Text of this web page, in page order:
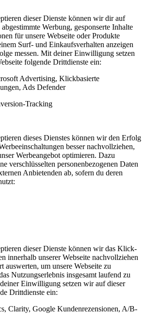
dieser Dienste können wir dir auf
abgestimmte Werbung, gesponserte Inhalte
für unsere Webseite oder Produkte
Surf- und Einkaufsverhalten anzeigen
messen. Mit deiner Einwilligung setzen
folgende Drittdienste ein:
Advertising, Klickbasierte
Ads Defender
Tracking
dieses Dienstes können wir den Erfolg
besser nachvollziehen,
Werbeangebot optimieren. Dazu
verschlüsselten personenbezogenen Daten
Anbietenden ab, sofern du deren
dieser Dienste können wir das Klick-
innerhalb unserer Webseite nachvollziehen
auswerten, um unsere Webseite zu
Nutzungserlebnis insgesamt laufend zu
Einwilligung setzen wir auf dieser
Drittdienste ein:
Clarity, Google Kundenrezensionen, A/B-